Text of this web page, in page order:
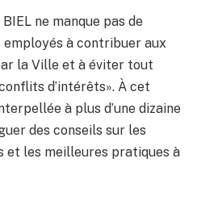
ne manque pas de
employés à contribuer aux
la Ville et à éviter tout
d’intérêts». À cet
à plus d’une dizaine
des conseils sur les
et les meilleures pratiques à